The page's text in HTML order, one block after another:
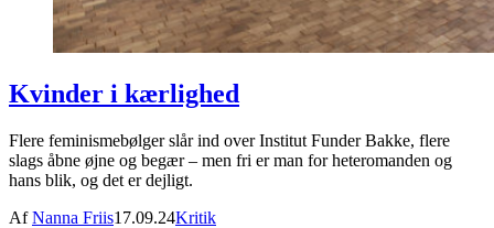
Kvinder i kærlighed
Flere feminismebølger slår ind over Institut Funder Bakke, flere
slags åbne øjne og begær – men fri er man for heteromanden og
hans blik, og det er dejligt.
AfNanna Friis17.09.24Kritik